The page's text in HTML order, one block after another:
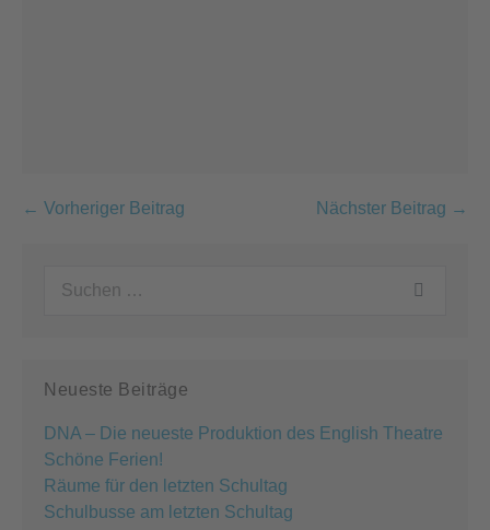
Beitragsnavigation
← Vorheriger Beitrag Nächster Beitrag →
Neueste Beiträge
DNA – Die neueste Produktion des English Theatre
Schöne Ferien!
Räume für den letzten Schultag
Schulbusse am letzten Schultag